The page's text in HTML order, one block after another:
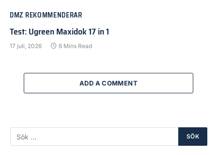
DMZ REKOMMENDERAR
Test: Ugreen Maxidok 17 in 1
17 juli, 2026 6 Mins Read
ADD A COMMENT